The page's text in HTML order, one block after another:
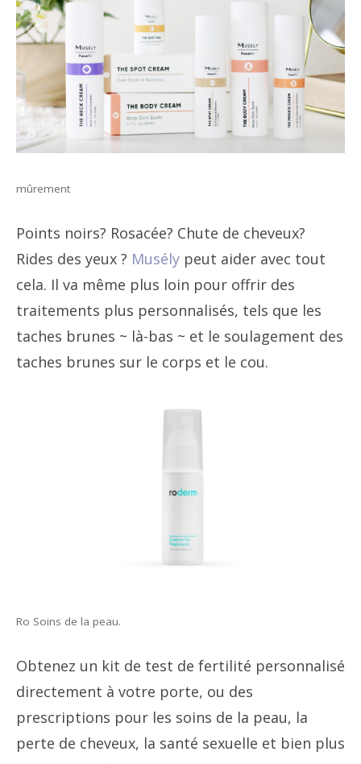
mûrement
Points noirs? Rosacée? Chute de cheveux?
Rides des yeux ? Musély peut aider avec tout
cela. Il va même plus loin pour offrir des
traitements plus personnalisés, tels que les
taches brunes ~ là-bas ~ et le soulagement des
taches brunes sur le corps et le cou.
Ro Soins de la peau.
Obtenez un kit de test de fertilité personnalisé
directement à votre porte, ou des
prescriptions pour les soins de la peau, la
perte de cheveux, la santé sexuelle et bien plus